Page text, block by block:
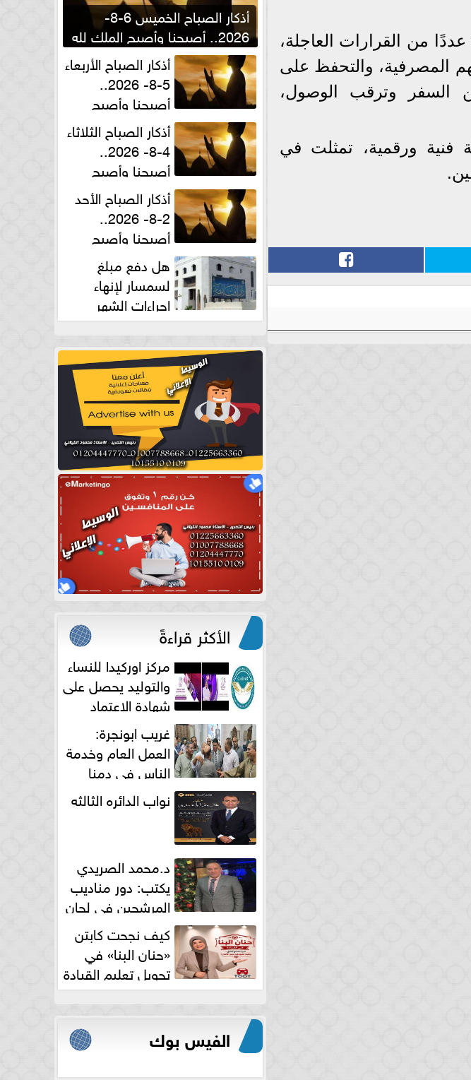
من القرارات العاجلة،
المصرفية، والتحفظ على
من السفر وترقب الوصول،
فنية ورقمية، تمثلت في
أذكار الصباح الخميس 6-8-
2026.. أصبحنا وأصبح الملك لله
والحمد لله
أذكار الصباح الأربعاء
5-8- 2026..
أصبحنا وأصبح
الملك لله والحمد للهأذكار الصباح الثلاثاء
4-8- 2026..
أصبحنا وأصبح
الملك لله والحمد للهأذكار الصباح الأحد
2-8- 2026..
أصبحنا وأصبح
الملك لله والحمد للههل دفع مبلغ
لسمسار لإنهاء
إجراءات الشهر
العقارى حلال؟.. أمين الفتوى يجيب
الأكثر قراءةً
مركز اوركيدا للنساء
والتوليد يحصل على
شهادة الاعتماد
الكامل
غريب ابونجرة:
العمل العام وخدمة
الناس فى دمنا
نواب الدائره الثالثه
د.محمد الصريدي
يكتب: دور مناديب
المرشحين في لجان
الانتخابات
كيف نجحت كابتن
«حنان البنا» في
تحويل تعليم القيادة
النسائية من خوف...
الفيس بوك